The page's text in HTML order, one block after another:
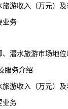
入（万元）及
务
水旅游市场地位
务介绍
入（万元）及
务